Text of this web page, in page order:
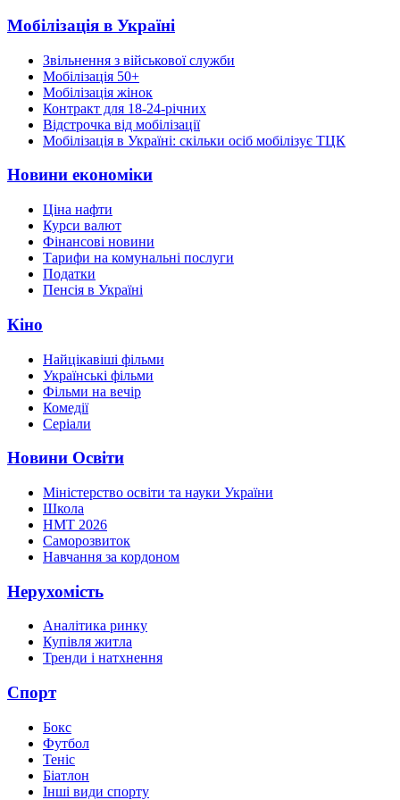
Мобілізація в Україні
Звільнення з військової служби
Мобілізація 50+
Мобілізація жінок
Контракт для 18-24-річних
Відстрочка від мобілізації
Мобілізація в Україні: скільки осіб мобілізує ТЦК
Новини економіки
Ціна нафти
Курси валют
Фінансові новини
Тарифи на комунальні послуги
Податки
Пенсія в Україні
Кіно
Найцікавіші фільми
Українські фільми
Фільми на вечір
Комедії
Серіали
Новини Освіти
Міністерство освіти та науки України
Школа
НМТ 2026
Саморозвиток
Навчання за кордоном
Нерухомість
Аналітика ринку
Купівля житла
Тренди і натхнення
Спорт
Бокс
Футбол
Теніс
Біатлон
Інші види спорту